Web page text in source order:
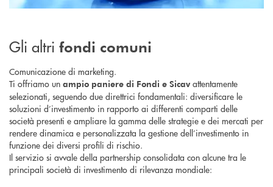
Gli altri fondi comuni
Comunicazione di marketing.
Ti offriamo un ampio paniere di Fondi e Sicav attentamente
selezionati, seguendo due direttrici fondamentali: diversificare le
soluzioni d’investimento in rapporto ai differenti comparti delle
società presenti e ampliare la gamma delle strategie e dei mercati per
rendere dinamica e personalizzata la gestione dell’investimento in
funzione dei diversi profili di rischio.
Il servizio si avvale della partnership consolidata con alcune tra le
principali società di investimento di rilevanza mondiale: